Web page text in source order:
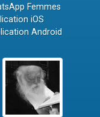
Femmes
iOS
Android